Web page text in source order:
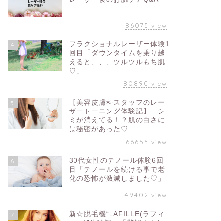
86075 view
4
フラクショナルレーザー体験1
回目「ダウンタイムを乗り越
えると、、、ツルツルもち肌
♡」
80890 view
5
【美容皮膚科スタッフのレー
ザートーニング体験記】 シ
ミが消えてる！？肌の白さに
は秘密があった♡
66655 view
6
30代女性のテノール体験6回
目「テノールを続ける事で老
化の恐怖が激減しました♡」
49402 view
7
新☆脱毛機“LAFILLE(ラフィ